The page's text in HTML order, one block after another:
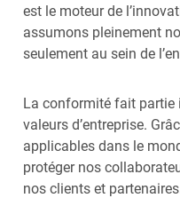
est le moteur de
assumons pleinement
seulement au sein de
La conformité fait partie
valeurs d’entreprise.
applicables dans le
protéger nos
nos clients et